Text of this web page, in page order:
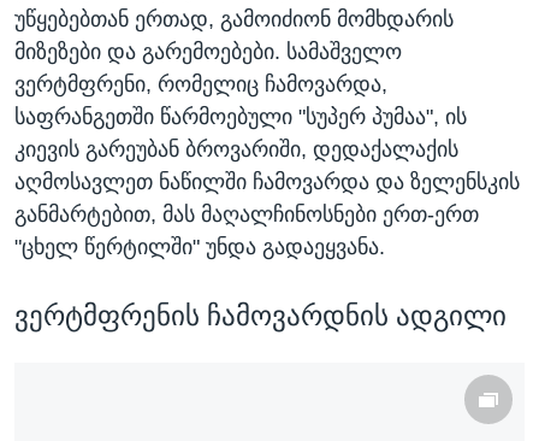
უწყებებთან ერთად, გამოიძიონ მომხდარის
მიზეზები და გარემოებები. სამაშველო
ვერტმფრენი, რომელიც ჩამოვარდა,
საფრანგეთში წარმოებული "სუპერ პუმაა", ის
კიევის გარეუბან ბროვარიში, დედაქალაქის
აღმოსავლეთ ნაწილში ჩამოვარდა და ზელენსკის
განმარტებით, მას მაღალჩინოსნები ერთ-ერთ
"ცხელ წერტილში" უნდა გადაეყვანა.
ვერტმფრენის ჩამოვარდნის ადგილი